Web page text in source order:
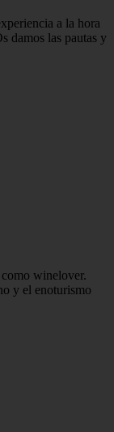
a la hora
damos las pautas y
winelover.
y el enoturismo